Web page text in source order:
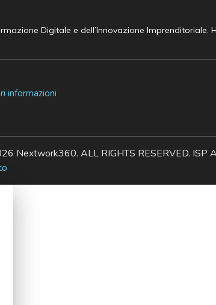
Digitale e dell’Innovazione Imprenditoriale.
informazioni
Nextwork360. ALL RIGHTS RESERVED. ISP